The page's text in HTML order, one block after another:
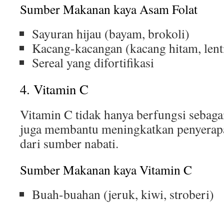
Sumber Makanan kaya Asam Folat
Sayuran hijau (bayam, brokoli)
Kacang-kacangan (kacang hitam,
Sereal yang difortifikasi
4. Vitamin C
Vitamin C tidak hanya berfungsi
juga membantu meningkatkan
dari sumber nabati.
Sumber Makanan kaya Vitamin C
Buah-buahan (jeruk, kiwi, stroberi)